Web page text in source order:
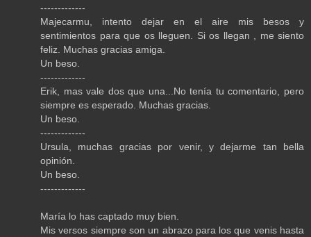
-------------
Majecarmu, intento dejar en el aire mis besos y
sentimientos para que os lleguen. Si os llegan , me siento
feliz. Muchas gracias amiga.
Un beso.
-------------
Erik, mas vale dos que una...No tenía tu comentario, pero
siempre es esperado. Muchas gracias.
Un beso.
-------------
Ursula, muchas gracias por venir, y dejarme tan bella
opinión.
Un beso.
-------------
María lo has captado muy bien.
Mis versos siempre son un abrazo para los que venis hasta